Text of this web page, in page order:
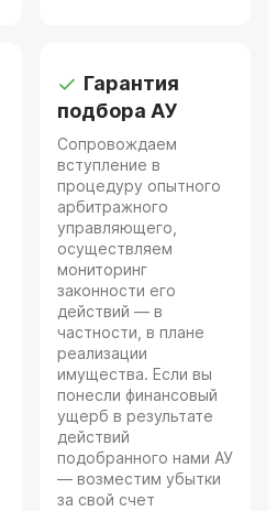
Гарантия
подбора АУ
Сопровождаем
вступление в
процедуру опытного
арбитражного
управляющего,
осуществляем
мониторинг
законности его
действий — в
частности, в плане
реализации
имущества. Если вы
понесли финансовый
ущерб в результате
действий
подобранного нами АУ
— возместим убытки
за свой счет